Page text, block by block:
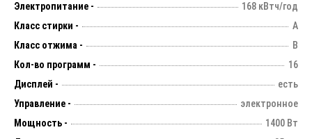
Электропитание -
168 кВтч/год
Класс стирки -
А
Класс отжима -
B
Кол-во программ -
16
Дисплей -
есть
Управление -
электронное
Мощность -
1400 Вт